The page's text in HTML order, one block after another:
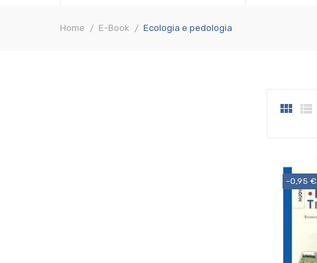
Home E-Book Ecologia e pedologia
 
-0,95 €